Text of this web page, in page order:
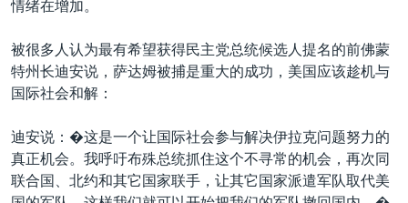
情绪在增加。
被很多人认为最有希望获得民主党总统候选人提名的前佛蒙
特州长迪安说，萨达姆被捕是重大的成功，美国应该趁机与
国际社会和解：
迪安说：�这是一个让国际社会参与解决伊拉克问题努力的
真正机会。我呼吁布殊总统抓住这个不寻常的机会，再次同
联合国、北约和其它国家联手，让其它国家派遣军队取代美